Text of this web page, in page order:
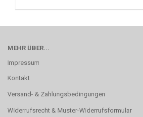
MEHR ÜBER...
Impressum
Kontakt
Versand- & Zahlungsbedingungen
Widerrufsrecht & Muster-Widerrufsformular